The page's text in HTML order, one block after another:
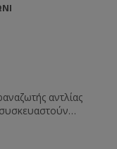
αντλίας
συσκευασία